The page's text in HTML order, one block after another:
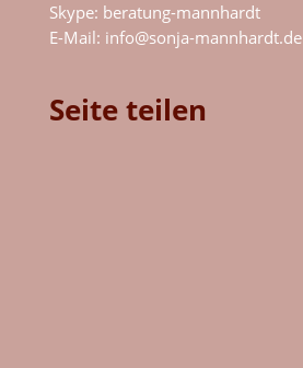
Skype: beratung-mannhardt
E-Mail: info@sonja-mannhardt.de
Seite teilen